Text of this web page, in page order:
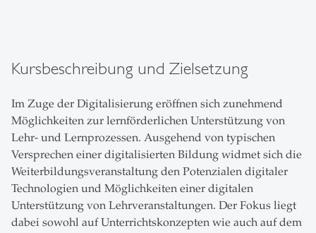
Kursbeschreibung und Zielsetzung
Im Zuge der Digitalisierung eröffnen sich zunehmend
Möglichkeiten zur lernförderlichen Unterstützung von
Lehr- und Lernprozessen. Ausgehend von typischen
Versprechen einer digitalisierten Bildung widmet sich die
Weiterbildungsveranstaltung den Potenzialen digitaler
Technologien und Möglichkeiten einer digitalen
Unterstützung von Lehrveranstaltungen. Der Fokus liegt
dabei sowohl auf Unterrichtskonzepten wie auch auf dem